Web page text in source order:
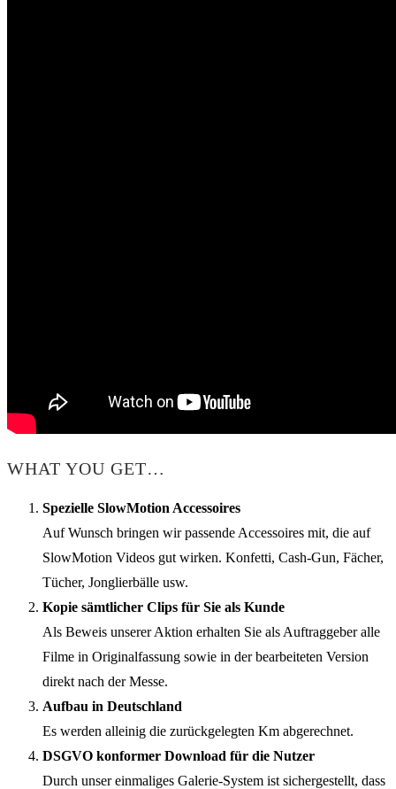
WHAT YOU GET…
Spezielle SlowMotion Accessoires
Auf Wunsch bringen wir passende Accessoires mit, die auf
SlowMotion Videos gut wirken. Konfetti, Cash-Gun, Fächer,
Tücher, Jonglierbälle usw.
Kopie sämtlicher Clips für Sie als Kunde
Als Beweis unserer Aktion erhalten Sie als Auftraggeber alle
Filme in Originalfassung sowie in der bearbeiteten Version
direkt nach der Messe.
Aufbau in Deutschland
Es werden alleinig die zurückgelegten Km abgerechnet.
DSGVO konformer Download für die Nutzer
Durch unser einmaliges Galerie-System ist sichergestellt, dass